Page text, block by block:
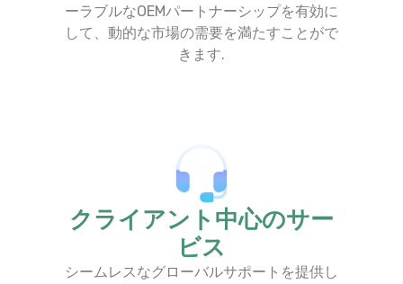
ーラブルなOEMパートナーシップを有効に
して、動的な市場の需要を満たすことがで
きます.
クライアント中心のサー
ビス
シームレスなグローバルサポートを提供し